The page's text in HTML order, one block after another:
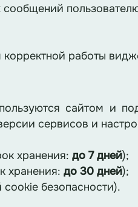
сообщений
работы
сайтом и
сервисов и
хранения: до 7 дней);
хранения: до 30 дней);
cookie безопасности).